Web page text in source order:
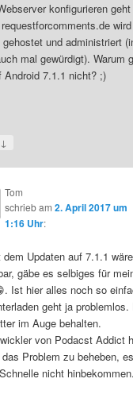
konfigurieren
gehostet und administriert
mal gewürdigt). Warum
Android 7.1.1 nicht? ;)
↓
Tom
schriebam2. April 2017 um
1:16 Uhr:
dem Updaten auf 7.1.1 wäre
gäbe es selbiges für
Ist hier alles noch so
geht ja problemlos.
im Auge behalten.
von Podacst Addict
Problem zu beheben,
nicht hinbekommen.